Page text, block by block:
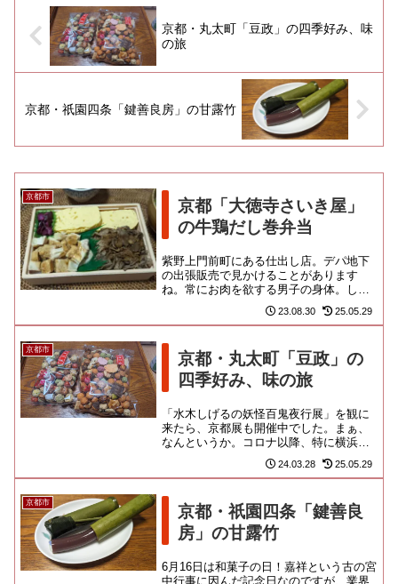
京都・丸太町「豆政」の四季好み、味
の旅
京都・祇園四条「鍵善良房」の甘露竹
京都市
京都「大徳寺さいき屋」
の牛鶏だし巻弁当
紫野上門前町にある仕出し店。デパ地下
の出張販売で見かけることがあります
ね。常にお肉を欲する男子の身体。しか
し、こちらのお弁当は、じゅんわり焼か
れた、品の良いだし巻き玉子がト...
23.08.30 25.05.29
京都市
京都・丸太町「豆政」の
四季好み、味の旅
「水木しげるの妖怪百鬼夜行展」を観に
来たら、京都展も開催中でした。まぁ、
なんというか。コロナ以降、特に横浜そ
ごうの物産展はしょぼくれて、見る影も
ねぇなって感じ。菓子について...
24.03.28 25.05.29
京都市
京都・祇園四条「鍵善良
房」の甘露竹
6月16日は和菓子の日！嘉祥という古の宮
中行事に因んだ記念日なのですが、業界